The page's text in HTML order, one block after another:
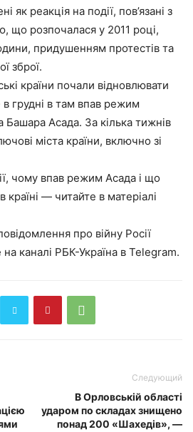
як реакція на події, пов’язані з
що розпочалася у 2011 році,
придушенням протестів та
зброї.
країни почали відновлювати
в грудні в там впав режим
Башара Асада. За кілька тижнів
міста країни, включно зі
чому впав режим Асада і що
країні — читайте в матеріалі
про війну Росії
на каналі РБК-Україна в Telegram.
Следующий
В Орловській області
ударом по складах знищено
понад 200 «Шахедів», —